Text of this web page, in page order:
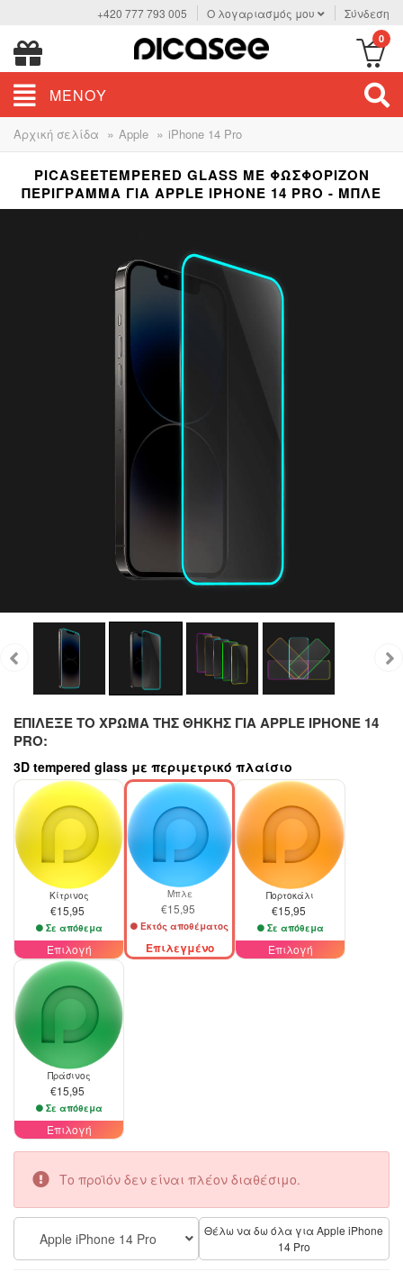
+420 777 793 005 Ο λογαριασμός μου Σύνδεση
0
ΜΕΝΟΎ
Αρχική σελίδα » Apple » iPhone 14 Pro
PICASEETEMPERED GLASS ΜΕ ΦΩΣΦΟΡΊΖΟΝ
ΠΕΡΊΓΡΑΜΜΑ ΓΙΑ APPLE IPHONE 14 PRO - ΜΠΛΕ
ΕΠΊΛΕΞΕ ΤΟ ΧΡΏΜΑ ΤΗΣ ΘΉΚΗΣ ΓΙΑ APPLE IPHONE 14
PRO:
3D tempered glass με περιμετρικό πλαίσιο
Κίτρινος
€15,95
Σε απόθεμα
Επιλογή
Μπλε
€15,95
Εκτός αποθέματος
Επιλεγμένο
Πορτοκάλι
€15,95
Σε απόθεμα
Επιλογή
Πράσινος
€15,95
Σε απόθεμα
Επιλογή
Το προϊόν δεν είναι πλέον διαθέσιμο.
Apple iPhone 14 Pro
Θέλω να δω όλα για Apple iPhone
14 Pro